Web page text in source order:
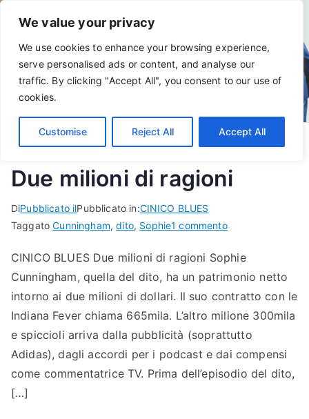
We value your privacy
We use cookies to enhance your browsing experience,
serve personalised ads or content, and analyse our
traffic. By clicking "Accept All", you consent to our use of
cookies.
Customise Reject All Accept All
contenuto
Due milioni di ragioni
DiPubblicato ilPubblicato in:CINICO BLUES
TaggatoCunningham,dito, Sophie1 commentosu
milioni
di
ragioni
CINICO BLUES Due milioni di ragioni Sophie
Cunningham, quella del dito, ha un patrimonio netto
intorno ai due milioni di dollari. Il suo contratto con le
Indiana Fever chiama 665mila. L’altro milione 300mila
e spiccioli arriva dalla pubblicità (soprattutto
Adidas), dagli accordi per i podcast e dai compensi
come commentatrice TV. Prima dell’episodio del dito,
[…]